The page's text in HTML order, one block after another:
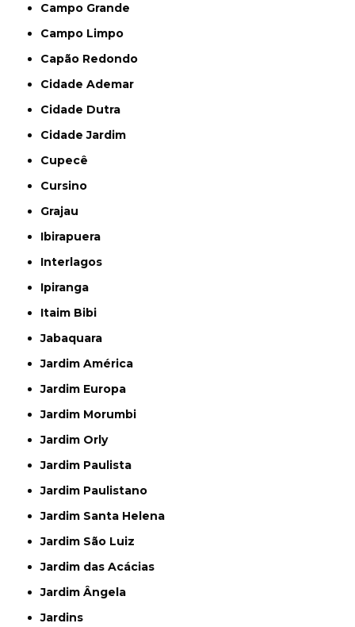
Campo Grande
Campo Limpo
Capão Redondo
Cidade Ademar
Cidade Dutra
Cidade Jardim
Cupecê
Cursino
Grajau
Ibirapuera
Interlagos
Ipiranga
Itaim Bibi
Jabaquara
Jardim América
Jardim Europa
Jardim Morumbi
Jardim Orly
Jardim Paulista
Jardim Paulistano
Jardim Santa Helena
Jardim São Luiz
Jardim das Acácias
Jardim Ângela
Jardins